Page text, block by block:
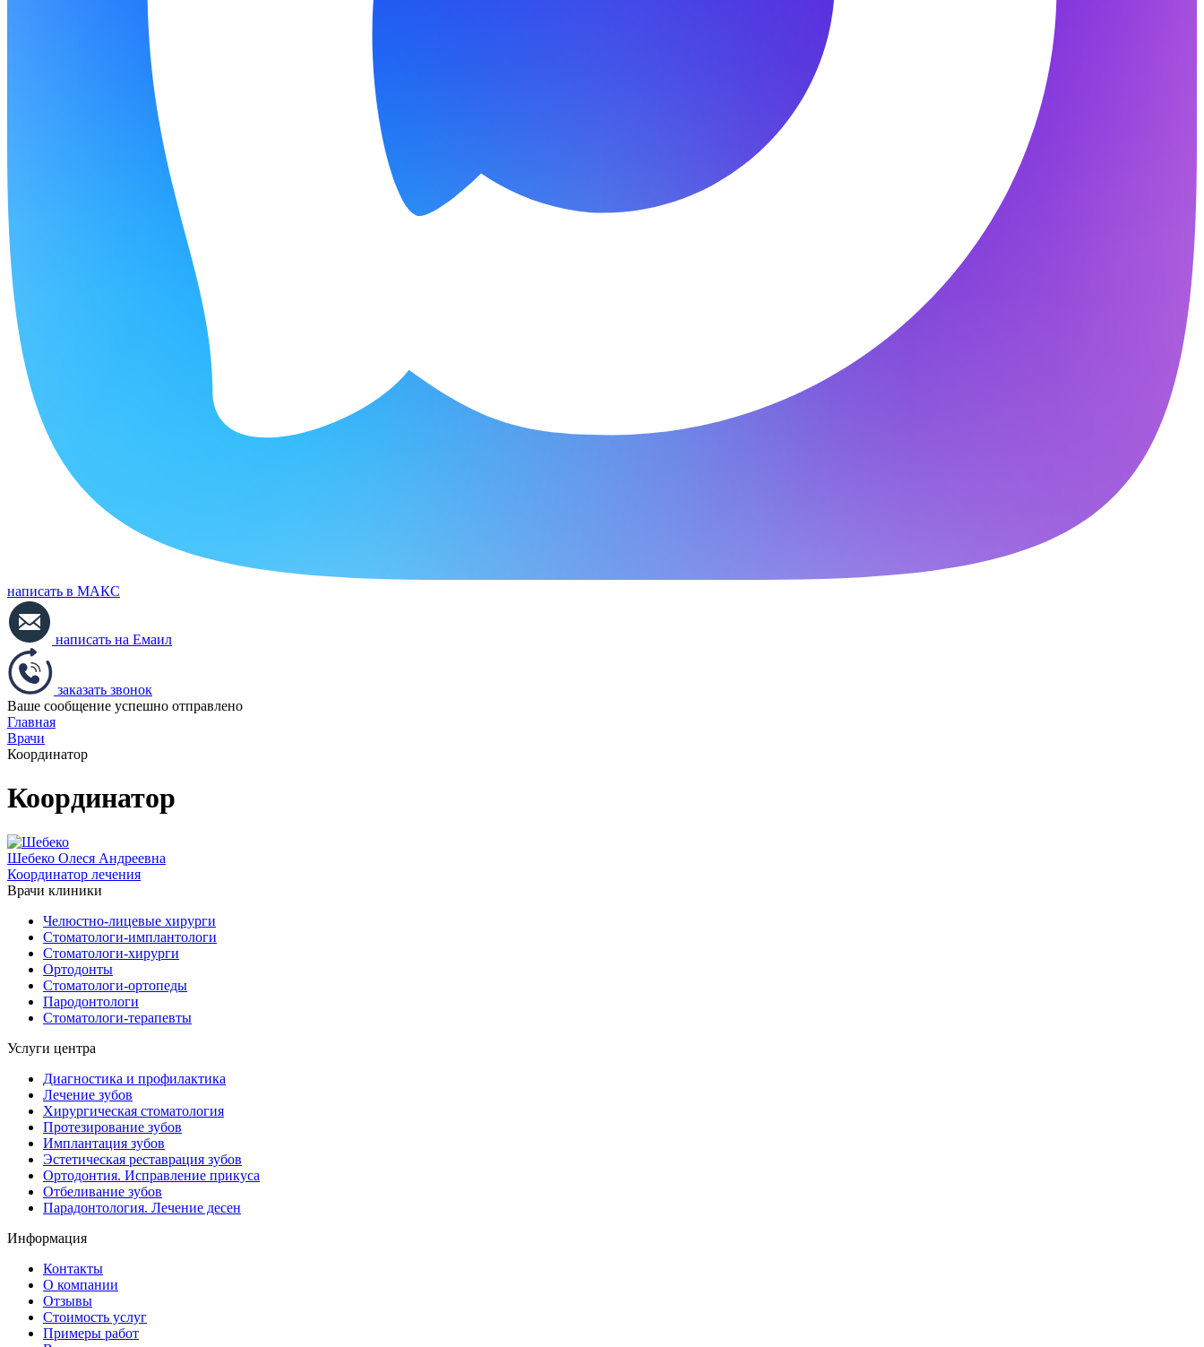
написать в МАКС
написать на Емаил
заказать звонок
Ваше сообщение успешно отправлено
Главная
Врачи
Координатор
Координатор
Шебеко Олеся Андреевна
Координатор лечения
Врачи клиники
Челюстно-лицевые хирурги
Стоматологи-имплантологи
Стоматологи-хирурги
Ортодонты
Стоматологи-ортопеды
Пародонтологи
Стоматологи-терапевты
Услуги центра
Диагностика и профилактика
Лечение зубов
Хирургическая cтоматология
Протезирование зубов
Имплантация зубов
Эстетическая реставрация зубов
Ортодонтия. Исправление прикуса
Отбеливание зубов
Парадонтология. Лечение десен
Информация
Контакты
О компании
Отзывы
Стоимость услуг
Примеры работ